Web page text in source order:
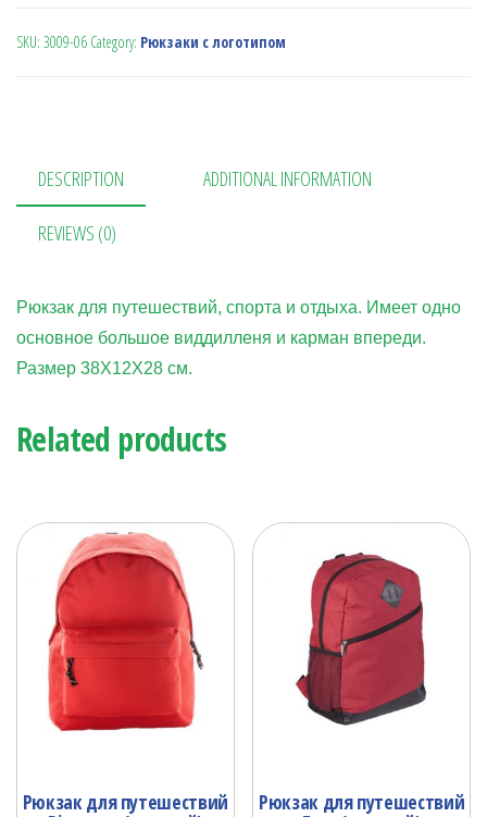
SKU: 3009-06 Category: Рюкзаки с логотипом
DESCRIPTION ADDITIONAL INFORMATION
REVIEWS (0)
Рюкзак для путешествий, спорта и отдыха. Имеет одно
основное большое виддилленя и карман впереди.
Размер 38Х12Х28 см.
Related products
Рюкзак для путешествий Рюкзак для путешествий